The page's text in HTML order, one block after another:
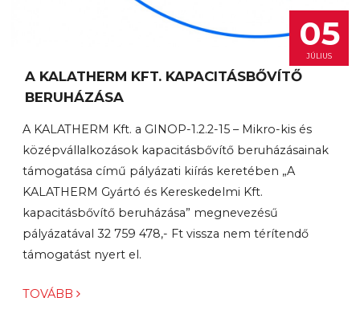
05
JÚLIUS
A KALATHERM KFT. KAPACITÁSBŐVÍTŐ
BERUHÁZÁSA
A KALATHERM Kft. a GINOP-1.2.2-15 – Mikro-kis és
középvállalkozások kapacitásbővítő beruházásainak
támogatása című pályázati kiírás keretében „A
KALATHERM Gyártó és Kereskedelmi Kft.
kapacitásbővítő beruházása” megnevezésű
pályázatával 32 759 478,- Ft vissza nem térítendő
támogatást nyert el.
TOVÁBB